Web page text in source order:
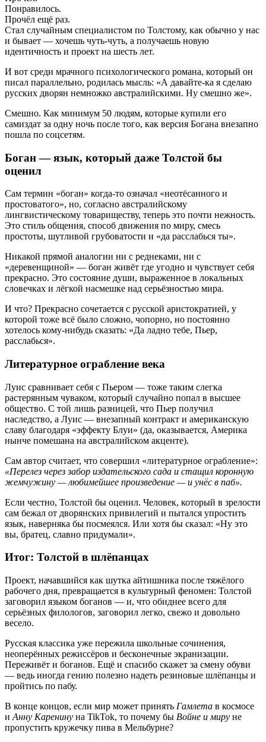
Понравилось.
Прочёл ещё раз.
Стал случайным специалистом по Толстому, как обычно у нас
и бывает — хочешь чуть-чуть, а получаешь новую
идентичность и проект на шесть лет.
И вот среди мрачного психологического романа, который он
писал параллельно, родилась мысль: «А давайте-ка я сделаю
русских дворян немножко австралийскими. Ну смешно же».
Смешно. Как минимум 50 людям, которые купили его
самиздат за одну ночь после того, как версия Богана внезапно
пошла по соцсетям.
Боган — язык, который даже Толстой бы
оценил
Сам термин «боган» когда-то означал «неотёсанного и
простоватого», но, согласно австралийскому
лингвистическому товариществу, теперь это почти нежность.
Это стиль общения, способ движения по миру, смесь
простоты, шутливой грубоватости и «да расслабься ты».
Никакой прямой аналогии ни с реднеками, ни с
«деревенщиной» — боган живёт где угодно и чувствует себя
прекрасно. Это состояние души, выраженное в локальных
словечках и лёгкой насмешке над серьёзностью мира.
И что? Прекрасно сочетается с русской аристократией, у
которой тоже всё было сложно, чопорно, но постоянно
хотелось кому-нибудь сказать: «Да ладно тебе, Пьер,
расслабься».
Литературное ограбление века
Луис сравнивает себя с Пьером — тоже таким слегка
растерянным чуваком, который случайно попал в высшее
общество. С той лишь разницей, что Пьер получил
наследство, а Луис — внезапный контракт и американскую
славу благодаря «эффекту Блуи» (да, оказывается, Америка
нынче помешана на австралийском акценте).
Сам автор считает, что совершил «литературное ограбление»:
«Перелез через забор издательского сада и стащил коронную
жемчужину — любимейшее произведение — и унёс в паб».
Если честно, Толстой бы оценил. Человек, который в зрелости
сам бежал от дворянских привилегий и пытался упростить
язык, наверняка бы посмеялся. Или хотя бы сказал: «Ну это
вы, братец, славно придумали».
Итог: Толстой в шлёпанцах
Проект, начавшийся как шутка айтишника после тяжёлого
рабочего дня, превращается в культурный феномен: Толстой
заговорил языком боганов — и, что обиднее всего для
серьёзных филологов, заговорил легко, свежо и довольно
весело.
Русская классика уже пережила школьные сочинения,
неоперённых режиссёров и бесконечные экранизации.
Переживёт и боганов. Ещё и спасибо скажет за смену обуви
— ведь иногда гению полезно надеть резиновые шлёпанцы и
пройтись по пабу.
В конце концов, если мир может принять Гамлета в космосе
и Анну Каренину на TikTok, то почему бы Войне и миру не
пропустить кружечку пива в Мельбурне?